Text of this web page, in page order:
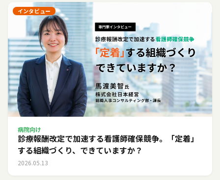
インタビュー
病院向け
診療報酬改定で加速する看護師確保競争。「定着」
する組織づくり、できていますか？
2026.05.13